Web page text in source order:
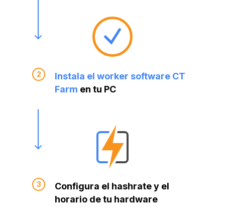
Instala el worker software CT
Farm en tu PC
Configura el hashrate y el
horario de tu hardware